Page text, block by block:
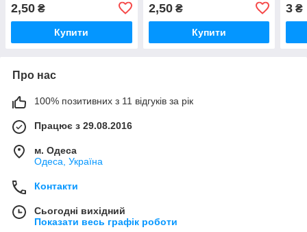
2,50 ₴
Купити
2,50₴
Купити
3 ₴
Про нас
100% позитивних з 11 відгуків за рік
Працює з 29.08.2016
м. Одеса
Одеса, Україна
Контакти
Сьогодні вихідний
Показати весь графік роботи